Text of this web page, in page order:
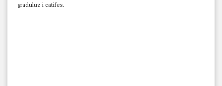
graduluz i catifes.